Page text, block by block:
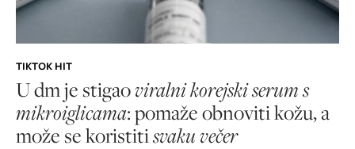
TIKTOK HIT
U dm je stigaoviralni korejski serum s
mikroiglicama: pomaže obnoviti kožu, a
može se koristitisvaku večer